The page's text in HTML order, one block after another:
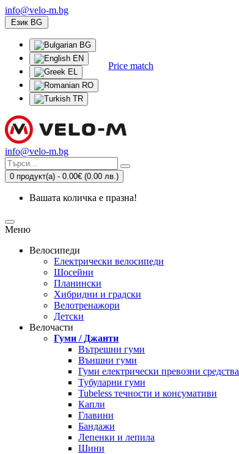
info@velo-m.bg
Език BG
BG
EN
EL
RO
TR
Price match
info@velo-m.bg
0 продукт(а) - 0.00€ (0.00 лв.)
Вашата количка е празна!
Меню
Велосипеди
Електрически велосипеди
Шосейни
Планински
Хибридни и градски
Велотренажори
Детски
Велочасти
Гуми / Джанти
Вътрешни гуми
Външни гуми
Гуми електрически превозни средства
Тубуларни гуми
Tubeless течности и консумативи
Капли
Главини
Бандажи
Лепенки и лепила
Шини